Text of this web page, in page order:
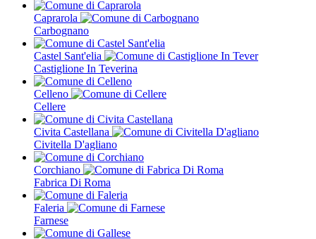
Caprarola
Carbognano
Castel Sant'elia
Castiglione In Teverina
Celleno
Cellere
Civita Castellana
Civitella D'agliano
Corchiano
Fabrica Di Roma
Faleria
Farnese